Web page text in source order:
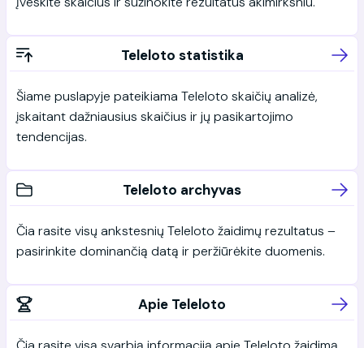
Teleloto statistika
Šiame puslapyje pateikiama Teleloto skaičių analizė,
įskaitant dažniausius skaičius ir jų pasikartojimo
tendencijas.
Teleloto archyvas
Čia rasite visų ankstesnių Teleloto žaidimų rezultatus –
pasirinkite dominančią datą ir peržiūrėkite duomenis.
Apie Teleloto